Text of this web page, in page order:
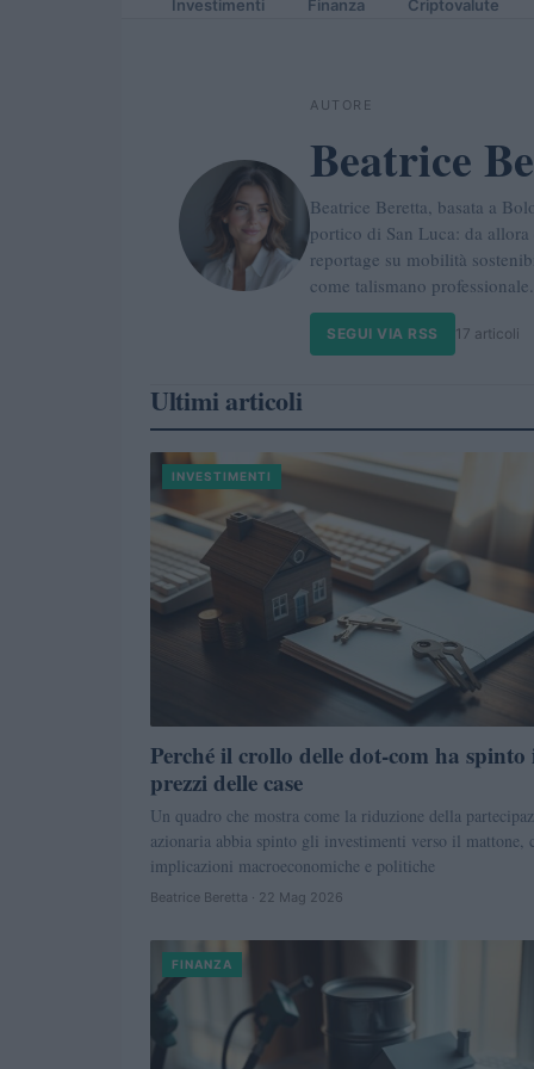
Investimenti Finanza Criptovalute
AUTORE
Beatrice
Beatrice Beretta, basata a
portico di San Luca: da
reportage su mobilità
come talismano professionale.
SEGUI VIA RSS 17 articoli
Ultimi articoli
INVESTIMENTI
Perché il crollo delle dot‑com ha spinto
prezzi delle case
Un quadro che mostra come la riduzione della
azionaria abbia spinto gli investimenti verso il mattone,
implicazioni macroeconomiche e politiche
Beatrice Beretta · 22 Mag 2026
FINANZA